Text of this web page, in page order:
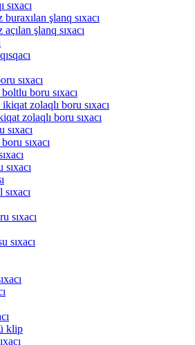
sıxacı
şlanq sıxacı
şlanq sıxacı
sıxacı
boru sıxacı
zolaqlı boru sıxacı
zolaqlı boru sıxacı
sıxacı
sıxacı
sıxacı
klip